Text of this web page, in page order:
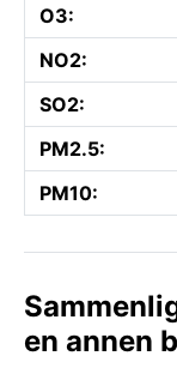
O3:
NO2:
SO2:
PM2.5:
PM10:
en annen